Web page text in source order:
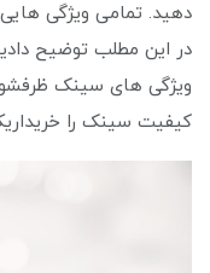
دهید. تمامی ویژگی
در این مطلب توضیح
ویژگی های سینک
کیفیت سینک را